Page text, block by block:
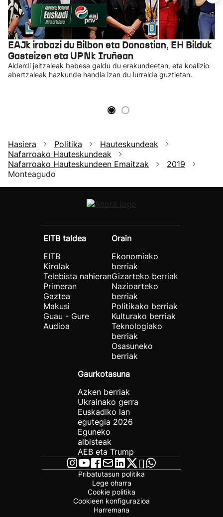
EAJk irabazi du Bilbon eta Donostian, EH Bilduk
Gasteizen eta UPNk Iruñean
Alderdi jeltzaleak babesa galdu du erakundeetan, eta koalizio
abertzaleak hazkunde handia izan du lurralde guztietan.
Hasiera Politika
Hauteskundeak
Nafarroako Hauteskundeak
Nafarroako Hauteskundeen Emaitzak
2019
Monteagudo
EITB taldea
EITB
Kirolak
Telebista nahieran
Primeran
Gaztea
Makusi
Guau - Gure
Audioa
Orain
Ekonomiako
berriak
Gizarteko berriak
Nazioarteko
berriak
Politikako berriak
Kulturako berriak
Teknologiako
berriak
Osasuneko
berriak
Gaurkotasuna
Azken berriak
Ukrainako gerra
Euskadiko lan
egutegia 2026
Eguneko
albisteak
AEB eta Trump
Pribatutasun politika
Lege oharra
Cookie politika
Cookieen konfigurazioa
Harremana